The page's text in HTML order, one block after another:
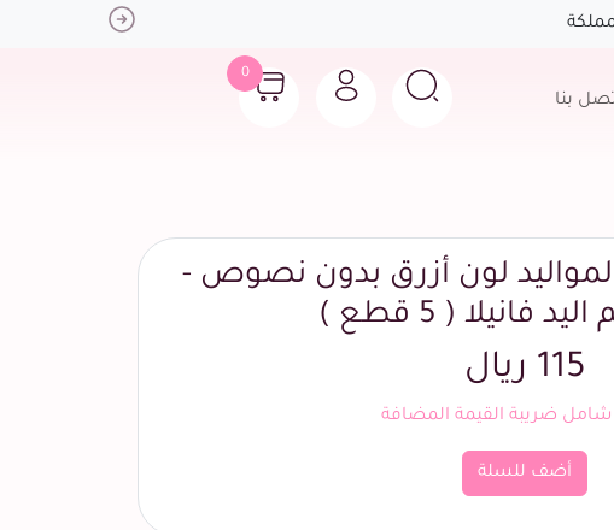
Next
بنا
0
لون أزرق بدون نصوص -
فانيلا ( 5 قطع )
115 ريال
ضريبة القيمة المضافة
أضف للسلة